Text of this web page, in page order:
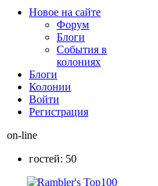
Новое на сайте
Форум
Блоги
События в
колониях
Блоги
Колонии
Войти
Peгиcтpaция
on-line
гостей: 50